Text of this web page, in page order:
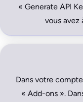
« Generate API
vous avez
Dans votre
« Add-ons ».